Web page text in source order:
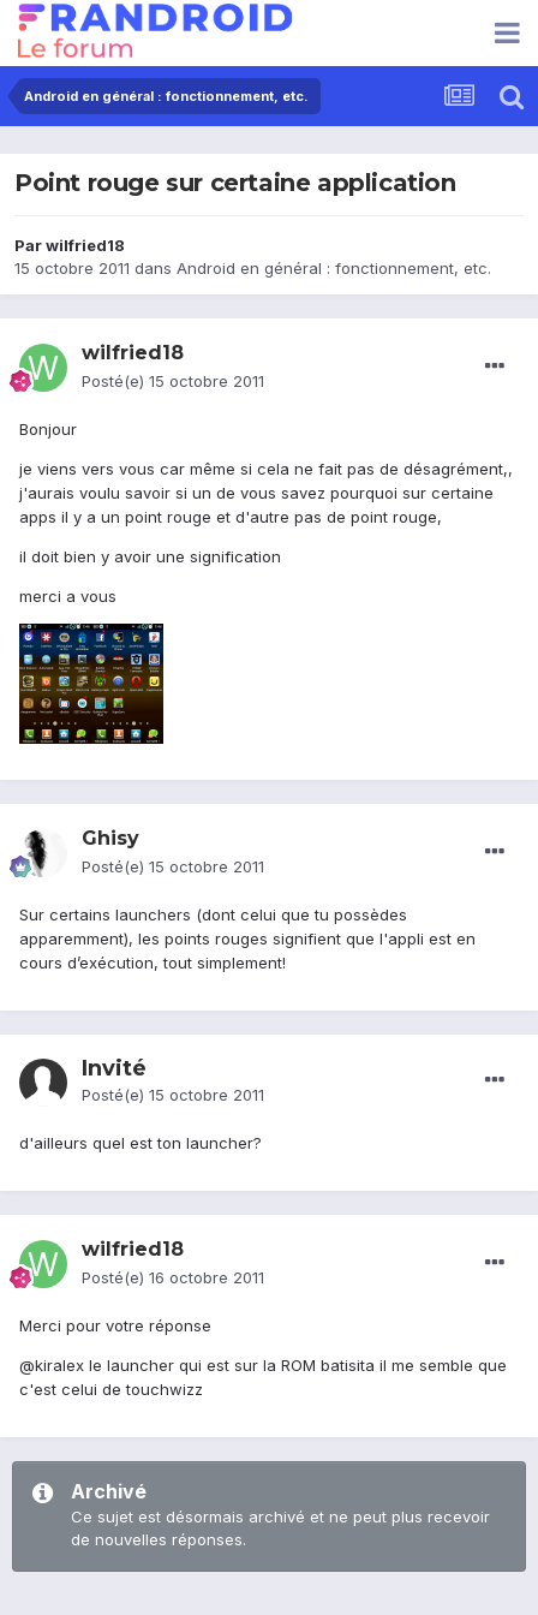
Android en général : fonctionnement, etc.
Point rouge sur certaine application
Parwilfried18
15 octobre 2011 dans Android en général : fonctionnement, etc.
wilfried18
Posté(e) 15 octobre 2011
Bonjour
je viens vers vous car même si cela ne fait pas de désagrément,,
j'aurais voulu savoir si un de vous savez pourquoi sur certaine
apps il y a un point rouge et d'autre pas de point rouge,
il doit bien y avoir une signification
merci a vous
Ghisy
Posté(e) 15 octobre 2011
Sur certains launchers (dont celui que tu possèdes
apparemment), les points rouges signifient que l'appli est en
cours d’exécution, tout simplement!
Invité
Posté(e) 15 octobre 2011
d'ailleurs quel est ton launcher?
wilfried18
Posté(e) 16 octobre 2011
Merci pour votre réponse
@kiralex le launcher qui est sur la ROM batisita il me semble que
c'est celui de touchwizz
Archivé
Ce sujet est désormais archivé et ne peut plus recevoir
de nouvelles réponses.